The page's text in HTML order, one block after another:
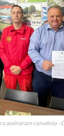
assinaram convênio -